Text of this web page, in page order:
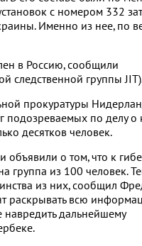
с номером 332
Именно из нее, по
в Россию, сообщили
следственной группы
прокуратуры
подозреваемых по делу
десятков человек.
объявили о том, что к
группа из 100 человек.
из них, сообщил
раскрывать всю
навредить дальнейшему